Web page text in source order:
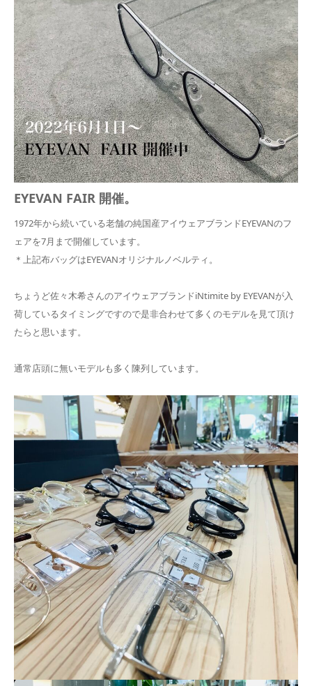
EYEVAN FAIR 開催。
1972年から続いている老舗の純国産アイウェアブランドEYEVANのフ
ェアを7月まで開催しています。
＊上記布バッグはEYEVANオリジナルノベルティ。
ちょうど佐々木希さんのアイウェアブランドiNtimite by EYEVANが入
荷しているタイミングですので是非合わせて多くのモデルを見て頂け
たらと思います。
通常店頭に無いモデルも多く陳列しています。